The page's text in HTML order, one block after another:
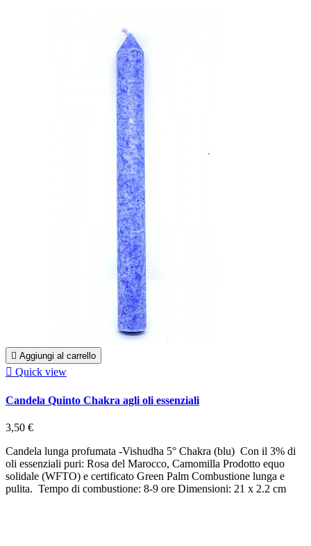
 Aggiungi al carrello
 Quick view
Candela Quinto Chakra agli oli essenziali
3,50 €
Candela lunga profumata -Vishudha 5° Chakra (blu) Con il 3% di
oli essenziali puri: Rosa del Marocco, Camomilla Prodotto equo
solidale (WFTO) e certificato Green Palm Combustione lunga e
pulita. Tempo di combustione: 8-9 ore Dimensioni: 21 x 2.2 cm